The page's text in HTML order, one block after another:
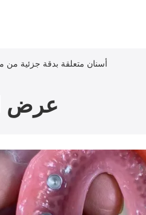
أسنان متعلقة بدقة جزئية من
عرض